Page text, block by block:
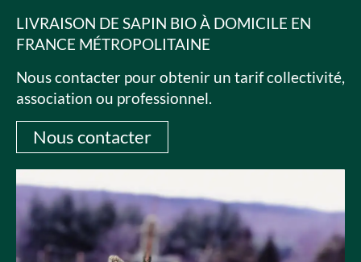
LIVRAISON DE SAPIN BIO À DOMICILE EN
FRANCE MÉTROPOLITAINE
Nous contacter pour obtenir un tarif collectivité,
association ou professionnel.
Nous contacter